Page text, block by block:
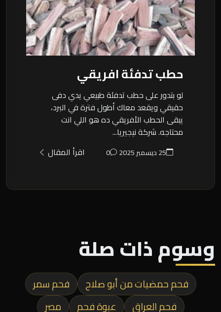
حطب تدفئة افريقي
لو بتدور على حطب تدفئة طبيعي يدي دفى
حقيقي ويقعد معاك أطول فترة في البرد،
يبقى الحطب الأفريقي ده هو اللي انت
محتاجه. شركة نيجيريا...
25 ديسمبر 2025 0 اقرأ المقال
وسوم ذات صلة
فحم حمضيات من أبو صلاح
فحم سمر
فحم العراق
عبوة فحم مصر